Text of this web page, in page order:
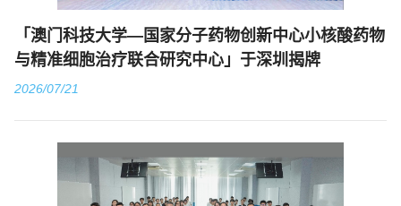
「澳门科技大学—国家分子药物创新中心小核酸药物
与精准细胞治疗联合研究中心」于深圳揭牌
2026/07/21